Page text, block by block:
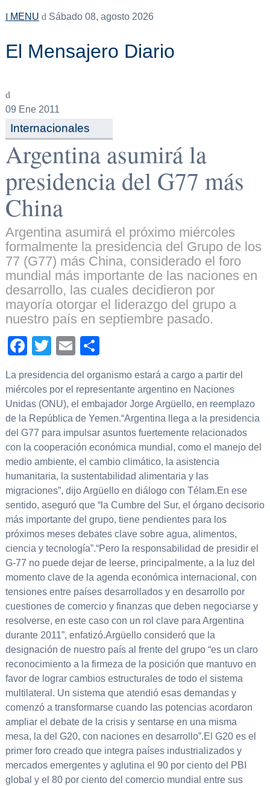
MENU Sábado 08, agosto 2026
El Mensajero Diario
09 Ene 2011
Internacionales
Argentina asumirá la
presidencia del G77 más
China
Argentina asumirá el próximo miércoles
formalmente la presidencia del Grupo de los
77 (G77) más China, considerado el foro
mundial más importante de las naciones en
desarrollo, las cuales decidieron por
mayoría otorgar el liderazgo del grupo a
nuestro país en septiembre pasado.
Facebook
TwitterEmail
La presidencia del organismo estará a cargo a partir del
miércoles por el representante argentino en Naciones
Unidas (ONU), el embajador Jorge Argüello, en reemplazo
de la República de Yemen.“Argentina llega a la presidencia
del G77 para impulsar asuntos fuertemente relacionados
con la cooperación económica mundial, como el manejo del
medio ambiente, el cambio climático, la asistencia
humanitaria, la sustentabilidad alimentaria y las
migraciones”, dijo Argüello en diálogo con Télam.En ese
sentido, aseguró que “la Cumbre del Sur, el órgano decisorio
más importante del grupo, tiene pendientes para los
próximos meses debates clave sobre agua, alimentos,
ciencia y tecnología”.“Pero la responsabilidad de presidir el
G-77 no puede dejar de leerse, principalmente, a la luz del
momento clave de la agenda económica internacional, con
tensiones entre países desarrollados y en desarrollo por
cuestiones de comercio y finanzas que deben negociarse y
resolverse, en este caso con un rol clave para Argentina
durante 2011”, enfatizó.Argüello consideró que la
designación de nuestro país al frente del grupo “es un claro
reconocimiento a la firmeza de la posición que mantuvo en
favor de lograr cambios estructurales de todo el sistema
multilateral. Un sistema que atendió esas demandas y
comenzó a transformarse cuando las potencias acordaron
ampliar el debate de la crisis y sentarse en una misma
mesa, la del G20, con naciones en desarrollo”.El G20 es el
primer foro creado que integra países industrializados y
mercados emergentes y aglutina el 90 por ciento del PBI
global y el 80 por ciento del comercio mundial entre sus